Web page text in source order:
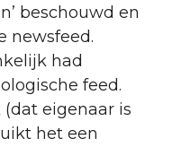
beschouwd en
newsfeed.
had
feed.
(dat eigenaar is
het een